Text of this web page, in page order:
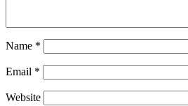
Name *
Email *
Website